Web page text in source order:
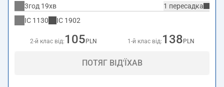
1 пересадка
3год 19хв
IC 1130 IC 1902
2-й клас від: 105 PLN 1-й клас від: 138 PLN
ПОТЯГ ВІД'ЇХАВ